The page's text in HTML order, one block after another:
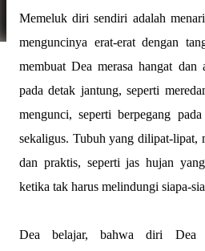
Memeluk diri sendiri adalah
menguncinya erat-erat dengan
membuat Dea merasa hangat
pada detak jantung, seperti
mengunci, seperti berpegang
sekaligus. Tubuh yang dilipat-lipat,
dan praktis, seperti jas hujan
ketika tak harus melindungi siapa-
Dea belajar, bahwa diri